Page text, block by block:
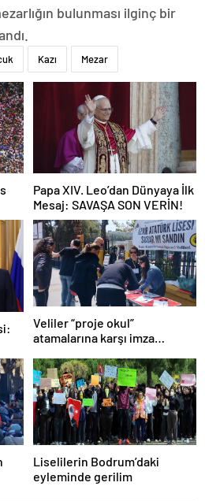
bulunması ilginç bir
Kazı Mezar
Papa XIV. Leo’dan Dünyaya İlk
Mesaj: SAVAŞA SON VERİN!
Veliler “proje okul”
atamalarına karşı imza
Liselilerin Bodrum’daki
eyleminde gerilim